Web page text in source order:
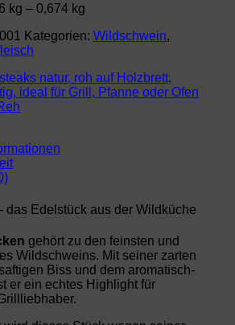
kg – 0,674 kg
Kategorien: Wildschwein,
das Edelstück aus der Wildküche
gehört zu den feinsten und
Wildschweins. Mit seiner zarten
Biss und dem aromatisch-
er ein echtes Highlight für